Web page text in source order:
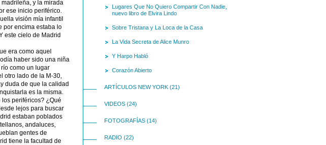
y la mirada
ese inicio periférico.
visión mía infantil
por encima estaba lo
este cielo de Madrid
era como aquel
haber sido una niña
como un lugar
otro lado de la M-30,
duda de que la calidad
es la misma.
periféricos? ¿Qué
lejos para buscar
estaban poblados
andaluces,
gentes de
tiene la facultad de
Lugares Que No Quiero Compartir Con Nadie,
nuevo libro de Elvira Lindo
Sobre Tristana y La Loca de la Casa
La Vida Secreta de Alice Munro
Y Harpo Habló
Corazón Abierto
ARTÍCULOS NEW YORK (21)
VIDEOS (24)
FOTOGRAFÍAS (14)
RADIO (22)